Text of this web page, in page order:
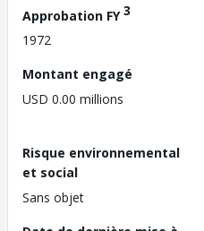
Approbation FY3
1972
Montant engagé
USD 0.00 millions
Risque environnemental
et social
Sans objet